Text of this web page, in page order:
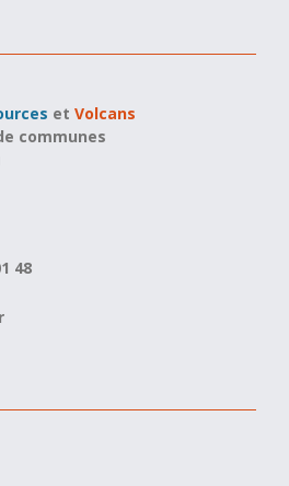
etVolcans
communes
48